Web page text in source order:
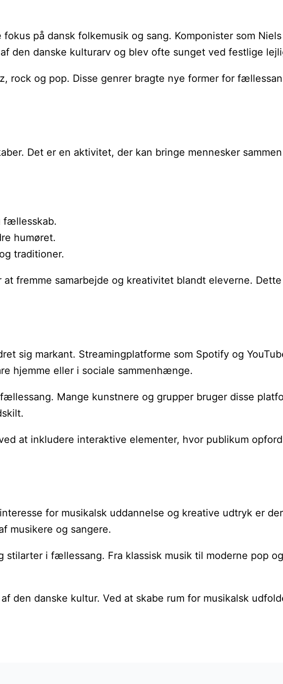
på dansk folkemusik og sang. Komponister som
den danske kulturarv og blev ofte sunget ved festlige
rock og pop. Disse genrer bragte nye former for
Det er en aktivitet, der kan bringe mennesker
fællesskab.
humøret.
traditioner.
fremme samarbejde og kreativitet blandt eleverne.
sig markant. Streamingplatforme som Spotify og
hjemme eller i sociale sammenhænge.
Mange kunstnere og grupper bruger disse
at inkludere interaktive elementer, hvor publikum
for musikalsk uddannelse og kreative udtryk er
musikere og sangere.
i fællessang. Fra klassisk musik til moderne pop
danske kultur. Ved at skabe rum for musikalsk